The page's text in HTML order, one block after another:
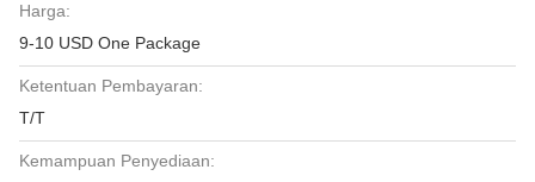
Harga:
9-10 USD One Package
Ketentuan Pembayaran:
T/T
Kemampuan Penyediaan: